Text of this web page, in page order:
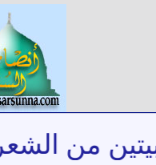
من الشعر ما